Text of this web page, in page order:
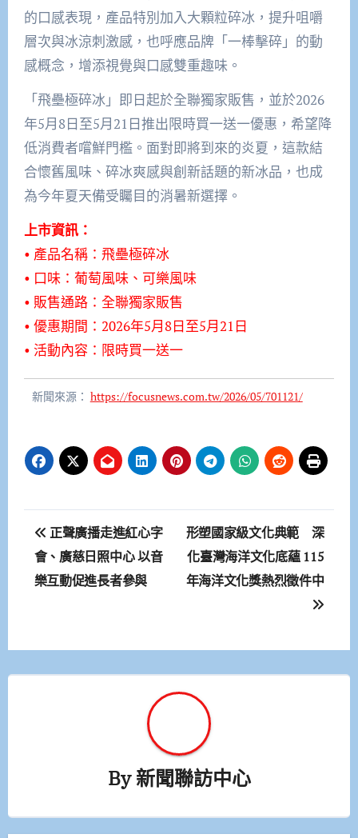
的口感表現，產品特別加入大顆粒碎冰，提升咀嚼
層次與冰涼刺激感，也呼應品牌「一棒擊碎」的動
感概念，增添視覺與口感雙重趣味。
「飛壘極碎冰」即日起於全聯獨家販售，並於2026
年5月8日至5月21日推出限時買一送一優惠，希望降
低消費者嚐鮮門檻。面對即將到來的炎夏，這款結
合懷舊風味、碎冰爽感與創新話題的新冰品，也成
為今年夏天備受矚目的消暑新選擇。
上市資訊：
• 產品名稱：飛壘極碎冰
• 口味：葡萄風味、可樂風味
• 販售通路：全聯獨家販售
• 優惠期間：2026年5月8日至5月21日
• 活動內容：限時買一送一
新聞來源： https://focusnews.com.tw/2026/05/701121/
文
章
導
正聲廣播走進紅心字
會、廣慈日照中心 以音
樂互動促進長者參與
形塑國家級文化典範 深
化臺灣海洋文化底蘊 115
年海洋文化獎熱烈徵件中
By新聞聯訪中心